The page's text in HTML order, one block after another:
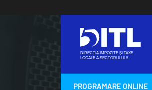
content
PROGRAMARE ONLINE